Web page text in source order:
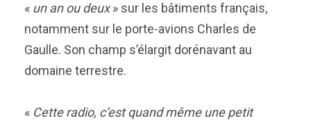
« un an ou deux» sur les bâtiments français,
notamment sur le porte-avions Charles de
Gaulle. Son champ s’élargit dorénavant au
domaine terrestre.
« Cette radio, c’est quand même une petit